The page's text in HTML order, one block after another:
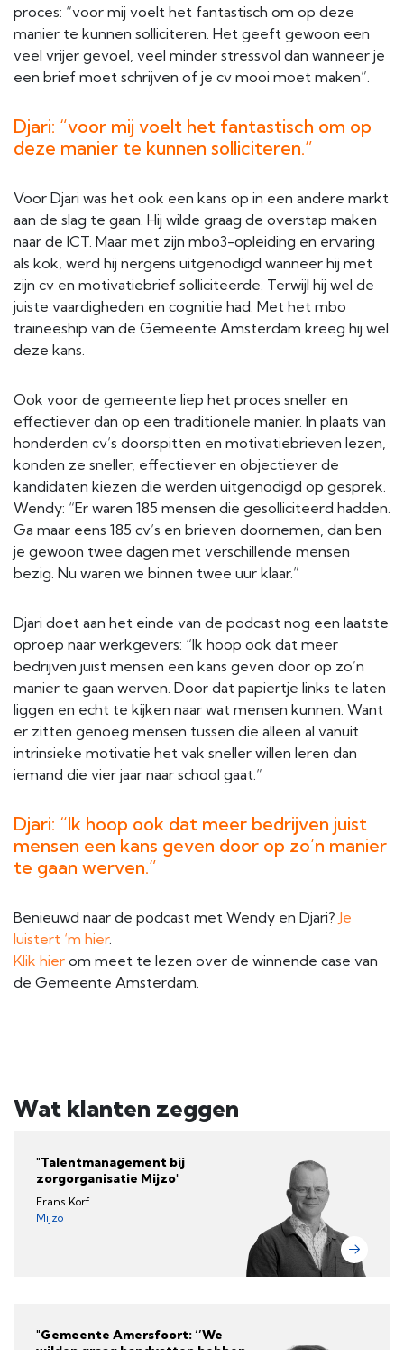
proces: “voor mij voelt het fantastisch om op deze
manier te kunnen solliciteren. Het geeft gewoon een
veel vrijer gevoel, veel minder stressvol dan wanneer je
een brief moet schrijven of je cv mooi moet maken”.
Djari: “voor mij voelt het fantastisch om op
deze manier te kunnen solliciteren.”
Voor Djari was het ook een kans op in een andere markt
aan de slag te gaan. Hij wilde graag de overstap maken
naar de ICT. Maar met zijn mbo3-opleiding en ervaring
als kok, werd hij nergens uitgenodigd wanneer hij met
zijn cv en motivatiebrief solliciteerde. Terwijl hij wel de
juiste vaardigheden en cognitie had. Met het mbo
traineeship van de Gemeente Amsterdam kreeg hij wel
deze kans.
Ook voor de gemeente liep het proces sneller en
effectiever dan op een traditionele manier. In plaats van
honderden cv’s doorspitten en motivatiebrieven lezen,
konden ze sneller, effectiever en objectiever de
kandidaten kiezen die werden uitgenodigd op gesprek.
Wendy: “Er waren 185 mensen die gesolliciteerd hadden.
Ga maar eens 185 cv’s en brieven doornemen, dan ben
je gewoon twee dagen met verschillende mensen
bezig. Nu waren we binnen twee uur klaar.”
Djari doet aan het einde van de podcast nog een laatste
oproep naar werkgevers: “Ik hoop ook dat meer
bedrijven juist mensen een kans geven door op zo’n
manier te gaan werven. Door dat papiertje links te laten
liggen en echt te kijken naar wat mensen kunnen. Want
er zitten genoeg mensen tussen die alleen al vanuit
intrinsieke motivatie het vak sneller willen leren dan
iemand die vier jaar naar school gaat.”
Djari: “Ik hoop ook dat meer bedrijven juist
mensen een kans geven door op zo’n manier
te gaan werven.”
Benieuwd naar de podcast met Wendy en Djari? Je
luistert ‘m hier.
Klik hier om meet te lezen over de winnende case van
de Gemeente Amsterdam.
Wat klanten zeggen
"Talentmanagement bij
zorgorganisatie Mijzo"
Frans Korf
Mijzo
"Gemeente Amersfoort: ‘’We